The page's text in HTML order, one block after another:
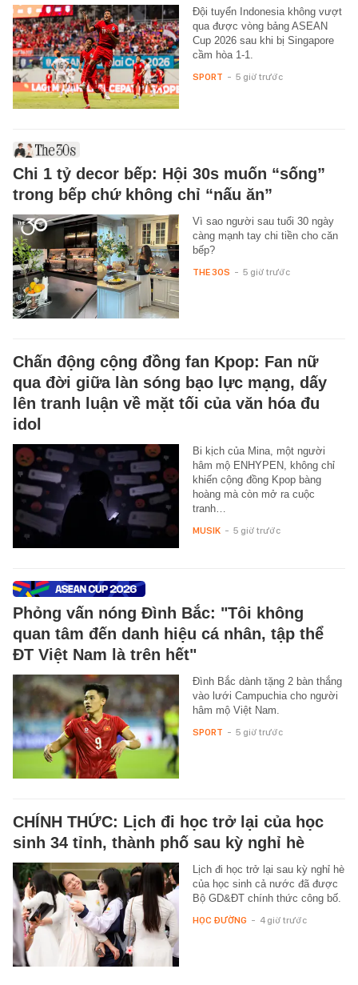
Đội tuyển Indonesia không vượt
qua được vòng bảng ASEAN
Cup 2026 sau khi bị Singapore
cầm hòa 1-1.
SPORT - 5 giờ trước
Chi 1 tỷ decor bếp: Hội 30s muốn “sống”
trong bếp chứ không chỉ “nấu ăn”
Vì sao người sau tuổi 30 ngày
càng mạnh tay chi tiền cho căn
bếp?
THE 30S - 5 giờ trước
Chấn động cộng đồng fan Kpop: Fan nữ
qua đời giữa làn sóng bạo lực mạng, dấy
lên tranh luận về mặt tối của văn hóa đu
idol
Bi kịch của Mina, một người
hâm mộ ENHYPEN, không chỉ
khiến cộng đồng Kpop bàng
hoàng mà còn mở ra cuộc
tranh…
MUSIK - 5 giờ trước
Phỏng vấn nóng Đình Bắc: "Tôi không
quan tâm đến danh hiệu cá nhân, tập thể
ĐT Việt Nam là trên hết"
Đình Bắc dành tặng 2 bàn thắng
vào lưới Campuchia cho người
hâm mộ Việt Nam.
SPORT - 5 giờ trước
CHÍNH THỨC: Lịch đi học trở lại của học
sinh 34 tỉnh, thành phố sau kỳ nghỉ hè
Lịch đi học trở lại sau kỳ nghỉ hè
của học sinh cả nước đã được
Bộ GD&ĐT chính thức công bố.
HỌC ĐƯỜNG - 4 giờ trước